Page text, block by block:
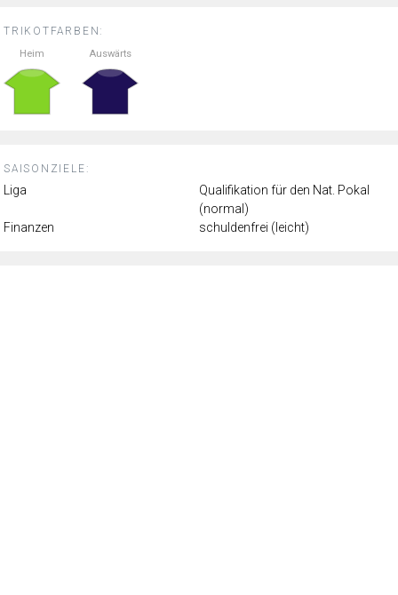
TRIKOTFARBEN:
Heim Auswärts
SAISONZIELE:
Liga
Qualifikation für den Nat. Pokal
(normal)
Finanzen
schuldenfrei (leicht)